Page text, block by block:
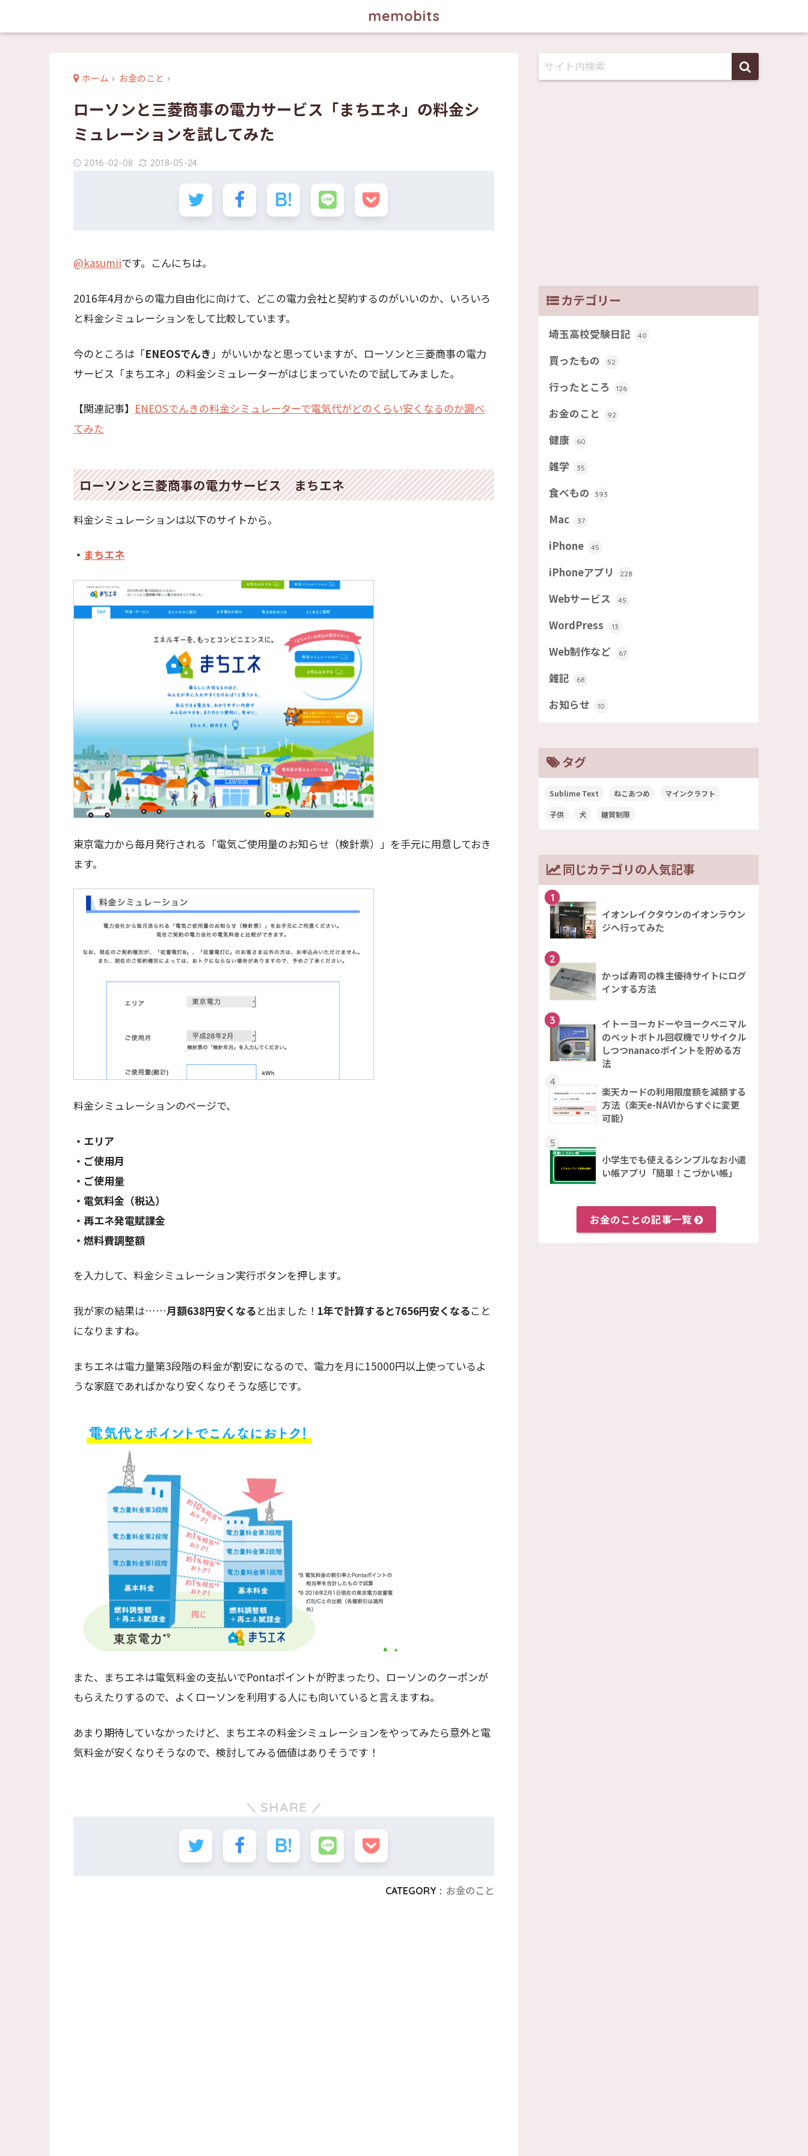
memobits
ホーム お金のこと
ローソンと三菱商事の電力サービス「まちエネ」の料金シ
ミュレーションを試してみた
2016-02-08 2018-05-24
@kasumiiです。こんにちは。
2016年4月からの電力自由化に向けて、どこの電力会社と契約するのがいいのか、いろいろ
と料金シミュレーションをして比較しています。
今のところは「ENEOSでんき 」がいいかなと思っていますが、ローソンと三菱商事の電力
サービス「まちエネ」の料金シミュレーターがはじまっていたので試してみました。
【関連記事】 ENEOSでんきの料金シミュレーターで電気代がどのくらい安くなるのか調べ
てみた
ローソンと三菱商事の電力サービス まちエネ
料金シミュレーションは以下のサイトから。
・ まちエネ
東京電力から毎月発行される「電気ご使用量のお知らせ（検針票）」を手元に用意しておき
ます。
料金シミュレーションのページで、
・エリア
・ご使用月
・ご使用量
・電気料金（税込）
・再エネ発電賦課金
・燃料費調整額
を入力して、料金シミュレーション実行ボタンを押します。
我が家の結果は……月額638円安くなると出ました！ 1年で計算すると7656円安くなること
になりますね。
まちエネは電力量第3段階の料金が割安になるので、電力を月に15000円以上使っているよ
うな家庭であればかなり安くなりそうな感じです。
また、まちエネは電気料金の支払いでPontaポイントが貯まったり、ローソンのクーポンが
もらえたりするので、よくローソンを利用する人にも向いていると言えますね。
あまり期待していなかったけど、まちエネの料金シミュレーションをやってみたら意外と電
気料金が安くなりそうなので、検討してみる価値はありそうです！
SHARE
CATEGORY : お金のこと
カテゴリー
埼玉高校受験日記 40
買ったもの 52
行ったところ 126
お金のこと 92
健康 60
雑学 35
食べもの 393
Mac 37
iPhone 45
iPhoneアプリ 228
Webサービス 45
WordPress 13
Web制作など 67
雑記 68
お知らせ 10
タグ
Sublime Text ねこあつめ マインクラフト
子供 犬 糖質制限
同じカテゴリの人気記事
1
イオンレイクタウンのイオンラウン
ジへ行ってみた
2
かっぱ寿司の株主優待サイトにログ
インする方法
3
イトーヨーカドーやヨークベニマル
のペットボトル回収機でリサイクル
しつつnanacoポイントを貯める方
法
4
楽天カードの利用限度額を減額する
方法（楽天e-NAVIからすぐに変更
可能）
5
小学生でも使えるシンプルなお小遣
い帳アプリ「簡単！こづかい帳」
お金のことの記事一覧